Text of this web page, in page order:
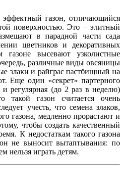
газон, отличающийся
поверхностью. Это – элитный
в парадной части сада
цветников и декоративных
газоне высевают узколистные
различные виды овсяницы
злаки и райграс пастбищный на
Еще один «секрет» партерного
регулярная (до 2 раз в неделю)
такой газон считается очень
учесть, что семена злаков,
газона, медленно прорастают и
чтобы создать качественный
К недостаткам такого газона
не выносит вытаптывания: по
нельзя играть детям.